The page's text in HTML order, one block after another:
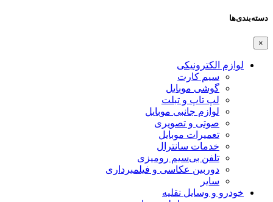
دسته‌بندی‌ها
×
لوازم الکترونیکی
سیم کارت
گوشی موبایل
لپ تاپ و تبلت
لوازم جانبی موبایل
صوتی و تصویری
تعمیرات موبایل
خدمات سانترال
تلفن بی‌سیم رومیزی
دوربین عکاسی و فیلمبرداری
سایر
خودرو و وسایل نقلیه